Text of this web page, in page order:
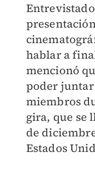
hablar a
mencionó
poder juntar
miembros
gira, que se
de
Estados